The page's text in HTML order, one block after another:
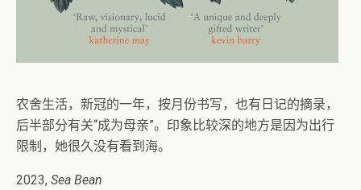
农舍生活，新冠的一年，按月份书写，也有日记的摘录，
后半部分有关“成为母亲”。印象比较深的地方是因为出行
限制，她很久没有看到海。
2023, Sea Bean